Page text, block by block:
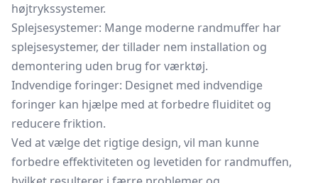
højtrykssystemer.
Splejsesystemer: Mange moderne randmuffer har
splejsesystemer, der tillader nem installation og
demontering uden brug for værktøj.
Indvendige foringer: Designet med indvendige
foringer kan hjælpe med at forbedre fluiditet og
reducere friktion.
Ved at vælge det rigtige design, vil man kunne
forbedre effektiviteten og levetiden for randmuffen,